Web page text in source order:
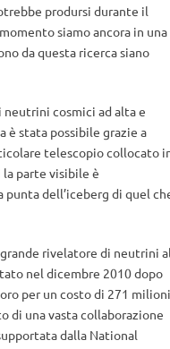
prodursi durante il
siamo ancora in una
da questa ricerca siano
neutrini cosmici ad alta e
è stata possibile grazie a
telescopio collocato
parte visibile è
dell’iceberg di quel
rivelatore di neutrini al
nel dicembre 2010 dopo
per un costo di 271 milioni
di una vasta collaborazione
dalla National